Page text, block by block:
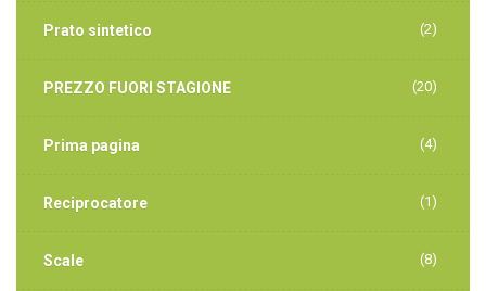
Prato sintetico (2)
PREZZO FUORI STAGIONE (20)
Prima pagina (4)
Reciprocatore (1)
Scale (8)